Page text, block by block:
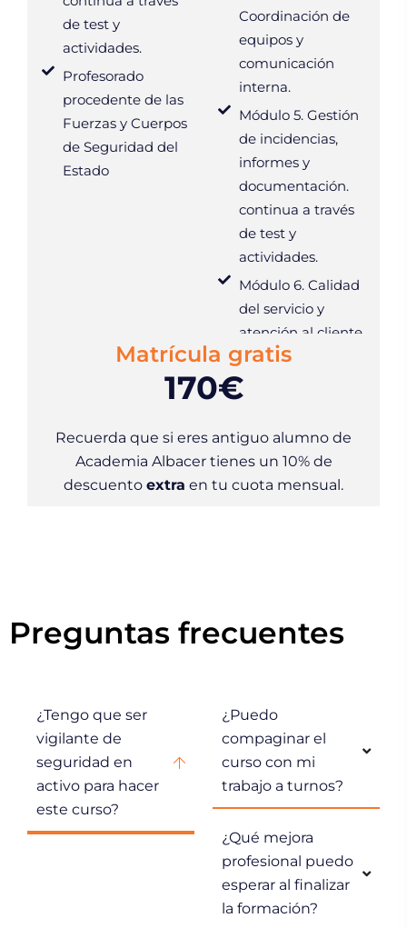
de test y
actividades.
Profesorado
procedente de las
Fuerzas y Cuerpos
de Seguridad del
Estado
Coordinación de
equipos y
comunicación
interna.
Módulo 5. Gestión
de incidencias,
informes y
documentación.
continua a través
de test y
actividades.
Módulo 6. Calidad
del servicio y
atención al cliente.
Matrícula gratis
170€
Recuerda que si eres antiguo alumno de
Academia Albacer tienes un 10% de
descuento extra en tu cuota mensual.
Preguntas frecuentes
¿Tengo que ser
vigilante de
seguridad en
activo para hacer
este curso?
¿Puedo
compaginar el
curso con mi
trabajo a turnos?
¿Qué mejora
profesional puedo
esperar al finalizar
la formación?